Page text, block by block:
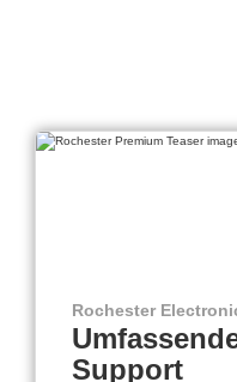
Rochester
Support